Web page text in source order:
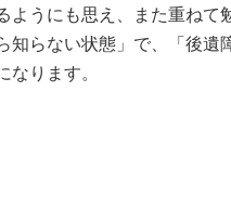
ようにも思え、また重ねて
知らない状態」で、「後遺
ります。